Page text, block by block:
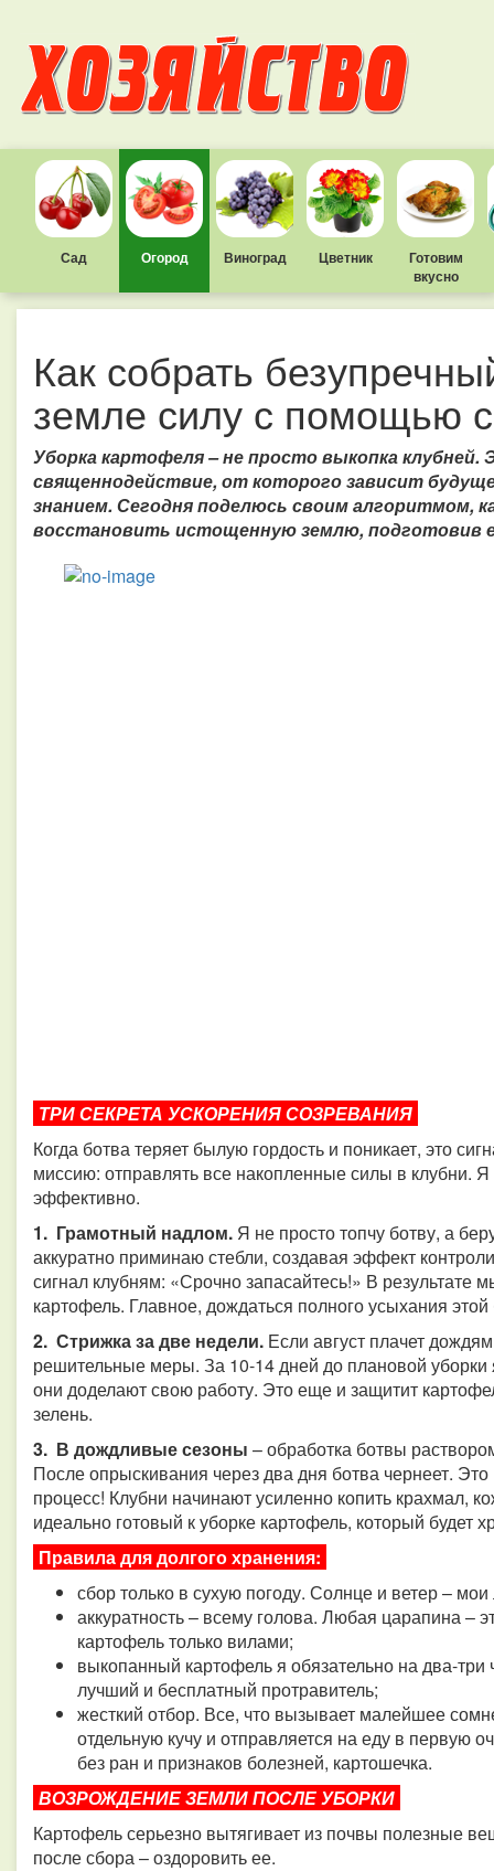
Сад Огород Виноград Цветник
Готовим
вкусно
Как собрать
земле силу с помощью
Уборка картофеля– не просто выкопка клубней.
священнодействие, от которого зависит
знанием. Сегодня поделюсь своим алгоритмом,
восстановить истощенную землю, подготовив
ТРИ СЕКРЕТА УСКОРЕНИЯ СОЗРЕВАНИЯ
Когда ботва теряет былую гордость и поникает, это
миссию: отправлять все накопленные силы в клубни.
эффективно.
1. Грамотный надлом. Я не просто топчу ботву, а
аккуратно приминаю стебли, создавая эффект
сигнал клубням: «Срочно запасайтесь!» В
картофель. Главное, дождаться полного усыхания
2. Стрижка за две недели. Если август плачет
решительные меры. За 10-14 дней до плановой
они доделают свою работу. Это еще и защитит
зелень.
3. В дождливые сезоны – обработка ботвы
После опрыскивания через два дня ботва чернеет.
процесс! Клубни начинают усиленно копить крахмал,
идеально готовый к уборке картофель, который будет
Правила для долгого хранения:
сбор только в сухую погоду. Солнце и ветер –
аккуратность – всему голова. Любая царапина –
картофель только вилами;
выкопанный картофель я обязательно на два-
лучший и бесплатный протравитель;
жесткий отбор. Все, что вызывает малейшее
отдельную кучу и отправляется на еду в первую
без ран и признаков болезней, картошечка.
ВОЗРОЖДЕНИЕ ЗЕМЛИ ПОСЛЕ УБОРКИ
Картофель серьезно вытягивает из почвы полезные
после сбора – оздоровить ее.